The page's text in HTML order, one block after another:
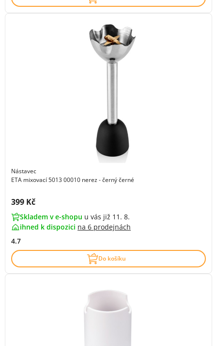
Nástavec
ETA mixovací 5013 00010 nerez - černý černé
Cena s DPH:
399 Kč
Skladem v e-shopu u vás již 11. 8.
ihned k dispozici na 6 prodejnách
4.7
Do košíku